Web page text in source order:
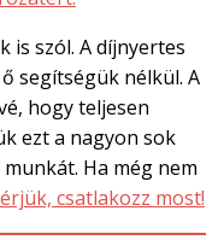
is szól. A díjnyertes
segítségük nélkül. A
hogy teljesen
ezt a nagyon sok
Ha még nem
csatlakozz most!